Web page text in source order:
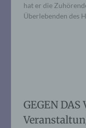
hat er die
Überlebenden des
GEGEN DAS